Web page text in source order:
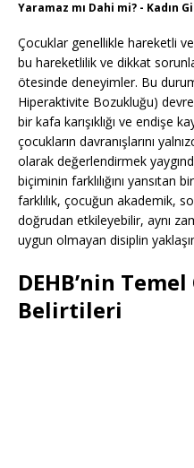
Yaramaz mı Dahi mi? - Kadın
Çocuklar genellikle hareketli
bu hareketlilik ve dikkat
ötesinde deneyimler. Bu
Hiperaktivite Bozukluğu)
bir kafa karışıklığı ve endişe
çocukların davranışlarını
olarak değerlendirmek
biçiminin farklılığını
farklılık, çocuğun akademik,
doğrudan etkileyebilir, aynı
uygun olmayan disiplin
DEHB’nin
Belirtileri